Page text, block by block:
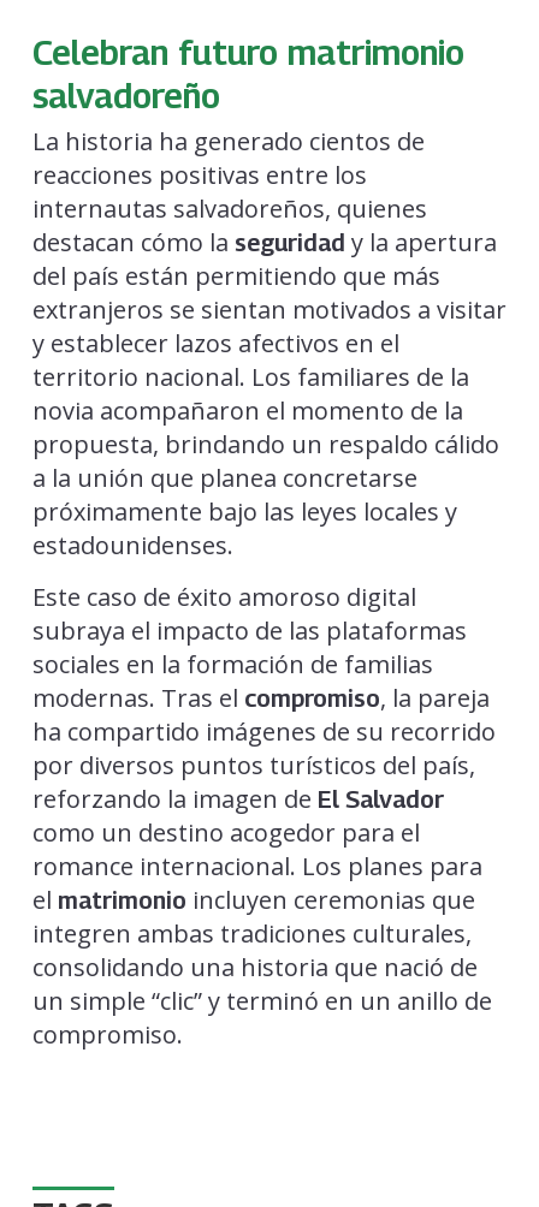
Celebran futuro matrimonio
salvadoreño
La historia ha generado cientos de
reacciones positivas entre los
internautas salvadoreños, quienes
destacan cómo la seguridad y la apertura
del país están permitiendo que más
extranjeros se sientan motivados a visitar
y establecer lazos afectivos en el
territorio nacional. Los familiares de la
novia acompañaron el momento de la
propuesta, brindando un respaldo cálido
a la unión que planea concretarse
próximamente bajo las leyes locales y
estadounidenses.
Este caso de éxito amoroso digital
subraya el impacto de las plataformas
sociales en la formación de familias
modernas. Tras el compromiso, la pareja
ha compartido imágenes de su recorrido
por diversos puntos turísticos del país,
reforzando la imagen de El Salvador
como un destino acogedor para el
romance internacional. Los planes para
el matrimonio incluyen ceremonias que
integren ambas tradiciones culturales,
consolidando una historia que nació de
un simple “clic” y terminó en un anillo de
compromiso.